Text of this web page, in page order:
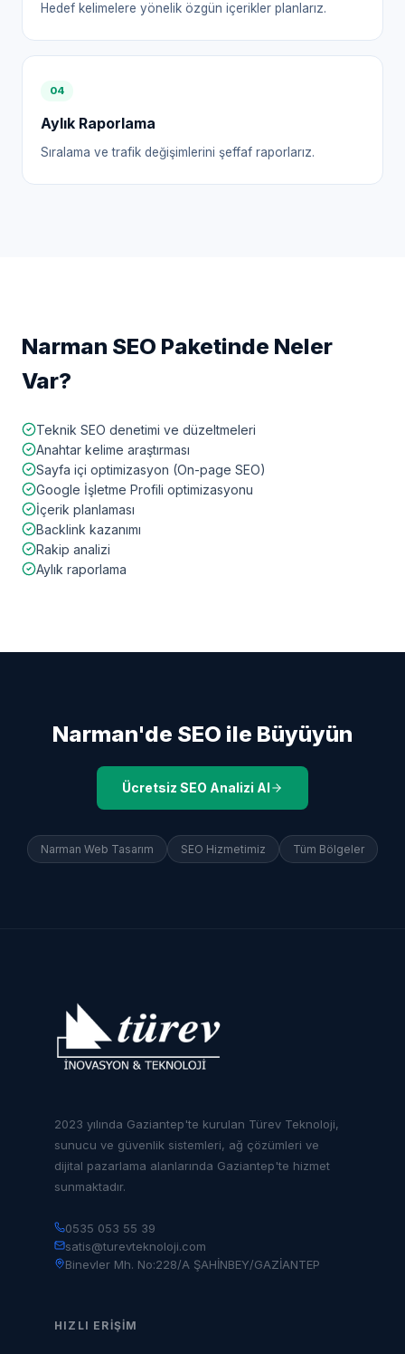
Hedef kelimelere yönelik özgün içerikler planlarız.
04
Aylık Raporlama
Sıralama ve trafik değişimlerini şeffaf raporlarız.
Narman SEO Paketinde Neler
Var?
Teknik SEO denetimi ve düzeltmeleri
Anahtar kelime araştırması
Sayfa içi optimizasyon (On-page SEO)
Google İşletme Profili optimizasyonu
İçerik planlaması
Backlink kazanımı
Rakip analizi
Aylık raporlama
Narman'de SEO ile Büyüyün
Ücretsiz SEO Analizi Al
Narman Web Tasarım SEO Hizmetimiz Tüm Bölgeler
2023 yılında Gaziantep'te kurulan Türev Teknoloji,
sunucu ve güvenlik sistemleri, ağ çözümleri ve
dijital pazarlama alanlarında Gaziantep'te hizmet
sunmaktadır.
0535 053 55 39
satis@turevteknoloji.com
Binevler Mh. No:228/A ŞAHİNBEY/GAZİANTEP
HIZLI ERIŞIM